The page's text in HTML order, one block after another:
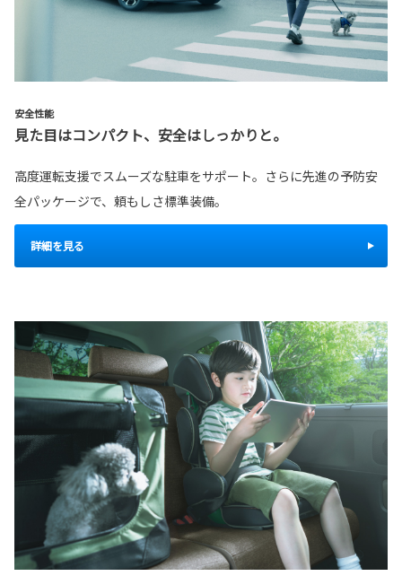
安全性能
見た目はコンパクト、安全はしっかりと。
高度運転支援でスムーズな駐車をサポート。さらに先進の予防安
全パッケージで、頼もしさ標準装備。
詳細を見る